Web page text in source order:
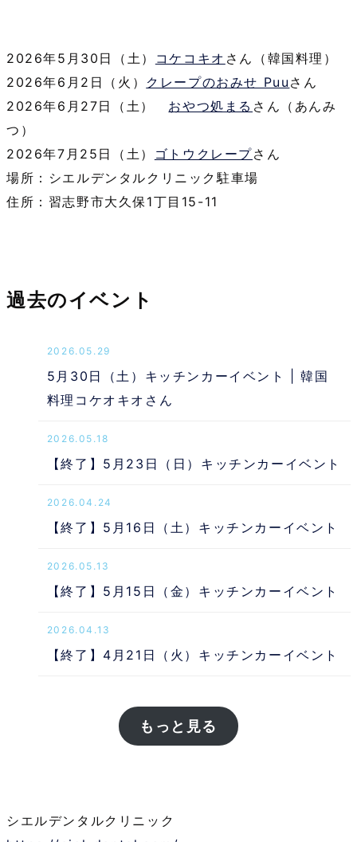
2026年5月30日（土） コケコキオ さん（韓国料理）
2026年6月2日（火） クレープのおみせ Puu さん
2026年6月27日（土） おやつ処まる さん（あんみ
つ）
2026年7月25日（土）
ゴトウクレープさん
場所：シエルデンタルクリニック駐車場
住所：習志野市大久保1丁目15-11
過去のイベント
2026.05.29
5月30日（土）キッチンカーイベント | 韓国
料理コケオキオさん
2026.05.18
【終了】5月23日（日）キッチンカーイベント
2026.04.24
【終了】5月16日（土）キッチンカーイベント
2026.05.13
【終了】5月15日（金）キッチンカーイベント
2026.04.13
【終了】4月21日（火）キッチンカーイベント
もっと見る
シエルデンタルクリニック